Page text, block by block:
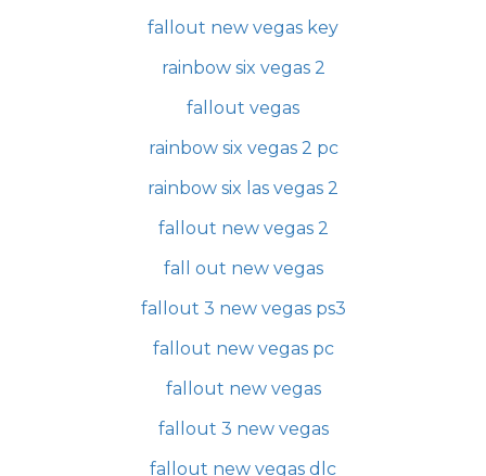
fallout new vegas key
rainbow six vegas 2
fallout vegas
rainbow six vegas 2 pc
rainbow six las vegas 2
fallout new vegas 2
fall out new vegas
fallout 3 new vegas ps3
fallout new vegas pc
fallout new vegas
fallout 3 new vegas
fallout new vegas dlc